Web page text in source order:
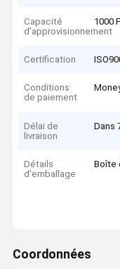
Capacité
d'approvisionnement
1000
Certification
Conditions
de paiement
Délai de
livraison
Dans
Détails
d'emballage
Boîte
Coordonnées